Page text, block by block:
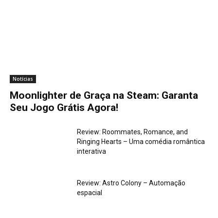
Notícias
Moonlighter de Graça na Steam: Garanta
Seu Jogo Grátis Agora!
Review: Roommates, Romance, and
Ringing Hearts – Uma comédia romântica
interativa
Review: Astro Colony – Automação
espacial